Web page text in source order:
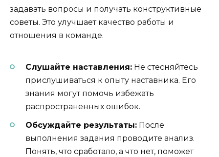
задавать вопросы и получать конструктивные
советы. Это улучшает качество работы и
отношения в команде.
Слушайте наставления: Не стесняйтесь
прислушиваться к опыту наставника. Его
знания могут помочь избежать
распространенных ошибок.
Обсуждайте результаты: После
выполнения задания проводите анализ.
Понять, что сработало, а что нет, поможет